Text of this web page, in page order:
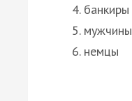
банкиры
мужчины
немцы